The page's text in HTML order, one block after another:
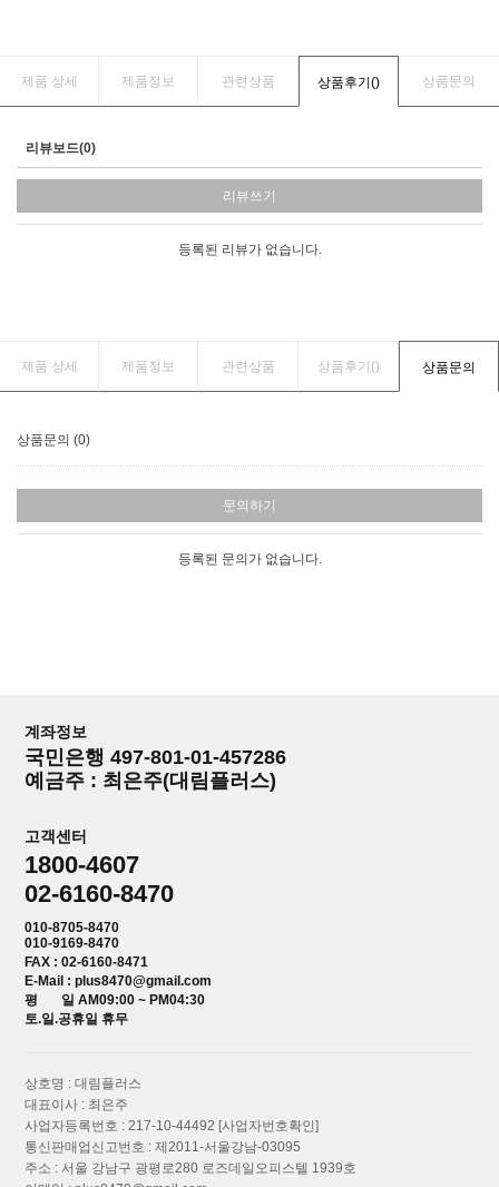
제품 상세 제품정보 관련상품 상품후기() 상품문의
리뷰보드(0)
리뷰쓰기
등록된 리뷰가 없습니다.
제품 상세 제품정보 관련상품 상품후기() 상품문의
상품문의 (0)
문의하기
등록된 문의가 없습니다.
계좌정보
국민은행 497-801-01-457286
예금주 : 최은주(대림플러스)
고객센터
1800-4607
02-6160-8470
010-8705-8470
010-9169-8470
FAX : 02-6160-8471
E-Mail : plus8470@gmail.com
평 일 AM09:00 ~ PM04:30
토.일.공휴일 휴무
상호명 : 대림플러스
대표이사 : 최은주
사업자등록번호 : 217-10-44492 [사업자번호확인]
통신판매업신고번호 : 제2011-서울강남-03095
주소 : 서울 강남구 광평로280 로즈데일오피스텔 1939호